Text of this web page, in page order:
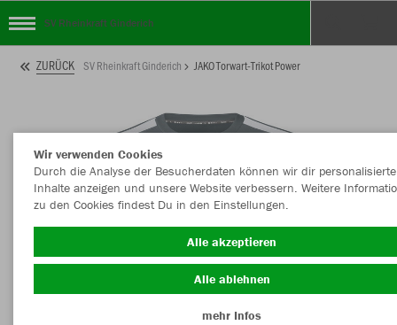
SV Rheinkraft Ginderich
ZURÜCK SV Rheinkraft Ginderich JAKO Torwart-Trikot Power
Wir verwenden Cookies
Durch die Analyse der Besucherdaten können wir dir personalisierte
Inhalte anzeigen und unsere Website verbessern. Weitere
zu den Cookies findest Du in den Einstellungen.
Alle akzeptieren
Alle ablehnen
mehr Infos